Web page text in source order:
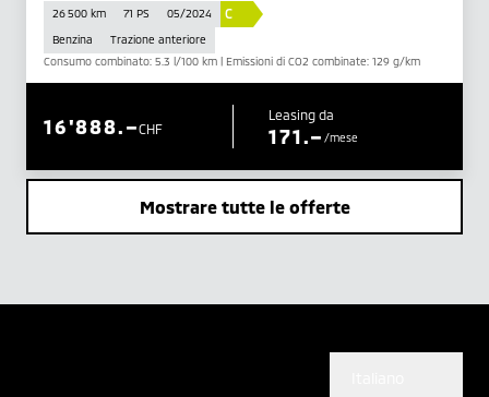
26 500 km 71 PS 05/2024 C
Benzina
Trazione anteriore
Consumo combinato: 5.3 l/100 km | Emissioni di CO2 combinate: 129 g/km
CHF
16'888.– Leasing da
171.–/mese
Mostrare tutte le offerte